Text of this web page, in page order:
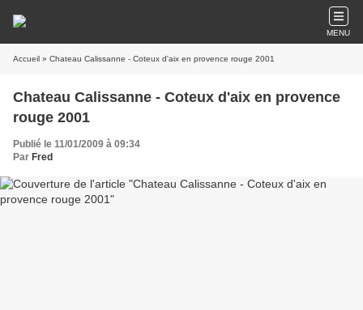
MENU
Accueil » Chateau Calissanne - Coteux d'aix en provence rouge 2001
Chateau Calissanne - Coteux d'aix en provence
rouge 2001
Publié le 11/01/2009 à 09:34
Par Fred